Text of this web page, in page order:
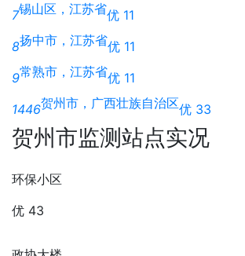
7锡山区，江苏省优 11
8扬中市，江苏省优 11
9常熟市，江苏省优 11
1446贺州市，广西壮族自治区优 33
贺州市监测站点实况
环保小区
优 43